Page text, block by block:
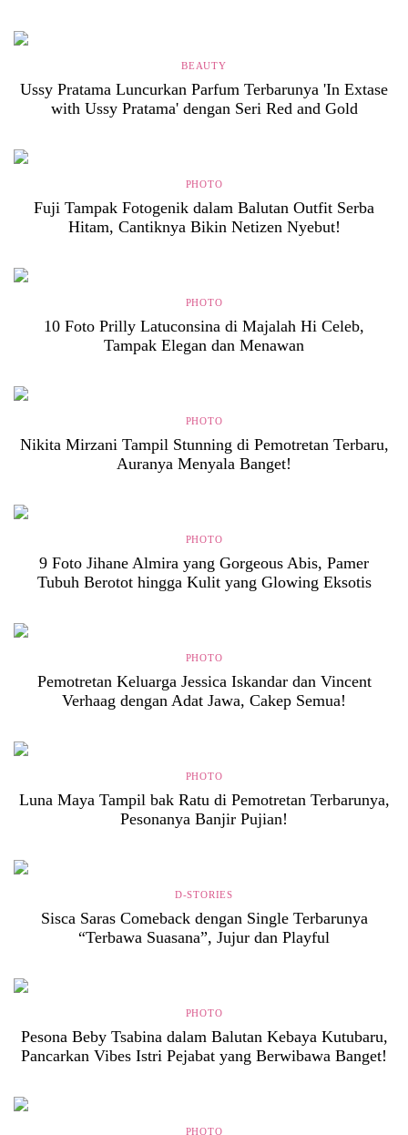
BEAUTY
Ussy Pratama Luncurkan Parfum Terbarunya 'In Extase
with Ussy Pratama' dengan Seri Red and Gold
PHOTO
Fuji Tampak Fotogenik dalam Balutan Outfit Serba
Hitam, Cantiknya Bikin Netizen Nyebut!
PHOTO
10 Foto Prilly Latuconsina di Majalah Hi Celeb,
Tampak Elegan dan Menawan
PHOTO
Nikita Mirzani Tampil Stunning di Pemotretan Terbaru,
Auranya Menyala Banget!
PHOTO
9 Foto Jihane Almira yang Gorgeous Abis, Pamer
Tubuh Berotot hingga Kulit yang Glowing Eksotis
PHOTO
Pemotretan Keluarga Jessica Iskandar dan Vincent
Verhaag dengan Adat Jawa, Cakep Semua!
PHOTO
Luna Maya Tampil bak Ratu di Pemotretan Terbarunya,
Pesonanya Banjir Pujian!
D-STORIES
Sisca Saras Comeback dengan Single Terbarunya
“Terbawa Suasana”, Jujur dan Playful
PHOTO
Pesona Beby Tsabina dalam Balutan Kebaya Kutubaru,
Pancarkan Vibes Istri Pejabat yang Berwibawa Banget!
PHOTO